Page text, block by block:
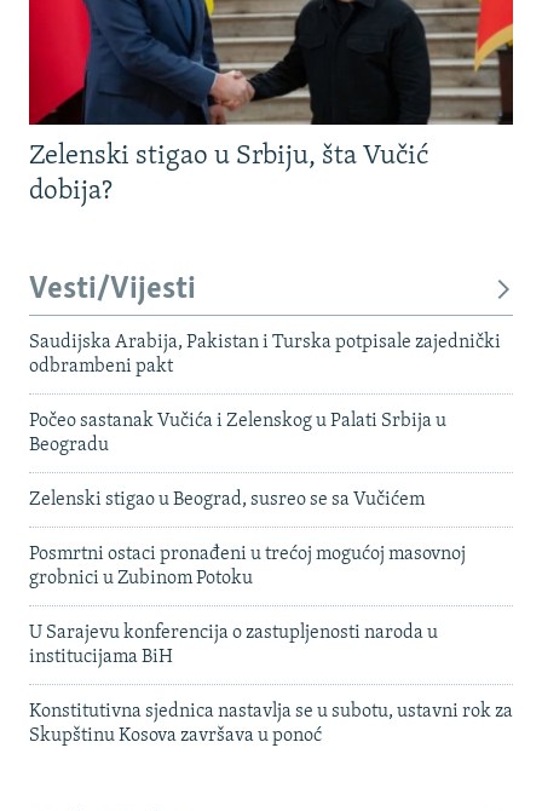
Zelenski stigao u Srbiju, šta Vučić
dobija?
Vesti/Vijesti
Saudijska Arabija, Pakistan i Turska potpisale zajednički
odbrambeni pakt
Počeo sastanak Vučića i Zelenskog u Palati Srbija u
Beogradu
Zelenski stigao u Beograd, susreo se sa Vučićem
Posmrtni ostaci pronađeni u trećoj mogućoj masovnoj
grobnici u Zubinom Potoku
U Sarajevu konferencija o zastupljenosti naroda u
institucijama BiH
Konstitutivna sjednica nastavlja se u subotu, ustavni rok za
Skupštinu Kosova završava u ponoć